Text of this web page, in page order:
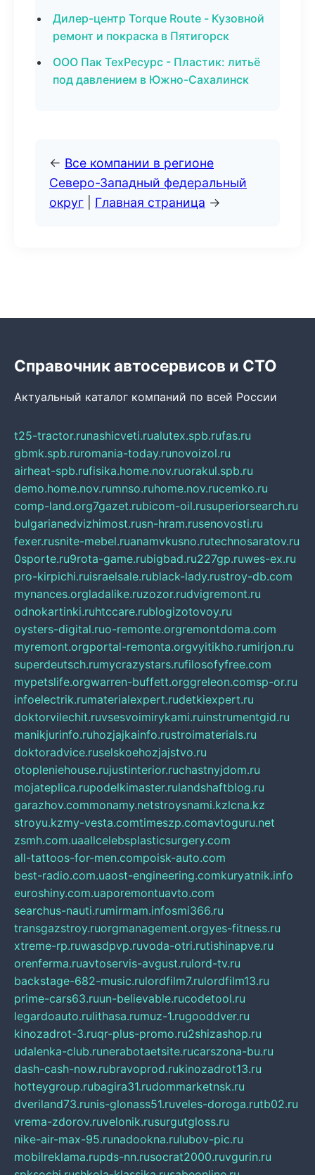
Дилер-центр Torque Route - Кузовной
ремонт и покраска в Пятигорск
ООО Пак ТехРесурс - Пластик: литьё
под давлением в Южно-Сахалинск
← Все компании в регионе
Северо-Западный федеральный
округ
Главная страница →
Справочник автосервисов и СТО
Актуальный каталог компаний по всей России
t25-tractor.runashicveti.rualutex.spb.rufas.ru
gbmk.spb.ruromania-today.runovoizol.ru
airheat-spb.rufisika.home.nov.ruorakul.spb.ru
demo.home.nov.rumnso.ruhome.nov.rucemko.ru
comp-land.org7gazet.rubicom-oil.rusuperiorsearch.ru
bulgarianedvizhimost.rusn-hram.rusenovosti.ru
fexer.rusnite-mebel.ruanamvkusno.rutechnosaratov.ru
0sporte.ru9rota-game.rubigbad.ru227gp.ruwes-ex.ru
pro-kirpichi.ruisraelsale.rublack-lady.rustroy-db.com
mynances.orgladalike.ruzozor.rudvigremont.ru
odnokartinki.ruhtccare.rublogizotovoy.ru
oysters-digital.ruo-remonte.orgremontdoma.com
myremont.orgportal-remonta.orgvyitikho.rumirjon.ru
superdeutsch.rumycrazystars.rufilosofyfree.com
mypetslife.orgwarren-buffett.orggreleon.comsp-or.ru
infoelectrik.rumaterialexpert.rudetkiexpert.ru
doktorvilechit.ruvsesvoimirykami.ruinstrumentgid.ru
manikjurinfo.ruhozjajkainfo.rustroimaterials.ru
doktoradvice.ruselskoehozjajstvo.ru
otopleniehouse.rujustinterior.ruchastnyjdom.ru
mojateplica.rupodelkimaster.rulandshaftblog.ru
garazhov.commonamy.netstroysnami.kzlcna.kz
stroyu.kzmy-vesta.comtimeszp.comavtoguru.net
zsmh.com.uaallcelebsplasticsurgery.com
all-tattoos-for-men.compoisk-auto.com
best-radio.com.uaost-engineering.comkuryatnik.info
euroshiny.com.uaporemontuavto.com
searchus-nauti.rumirmam.infosmi366.ru
transgazstroy.ruorgmanagement.orgyes-fitness.ru
xtreme-rp.ruwasdpvp.ruvoda-otri.rutishinapve.ru
orenferma.ruavtoservis-avgust.rulord-tv.ru
backstage-682-music.rulordfilm7.rulordfilm13.ru
prime-cars63.ruun-believable.rucodetool.ru
legardoauto.rulithasa.rumuz-1.rugooddver.ru
kinozadrot-3.ruqr-plus-promo.ru2shizashop.ru
udalenka-club.runerabotaetsite.rucarszona-bu.ru
dash-cash-now.rubravoprod.rukinozadrot13.ru
hotteygroup.rubagira31.rudommarketnsk.ru
dveriland73.runis-glonass51.ruveles-doroga.rutb02.ru
vrema-zdorov.ruvelonik.rusurgutgloss.ru
nike-air-max-95.runadookna.rulubov-pic.ru
mobilreklama.rupds-nn.rusocrat2000.ruvgurin.ru